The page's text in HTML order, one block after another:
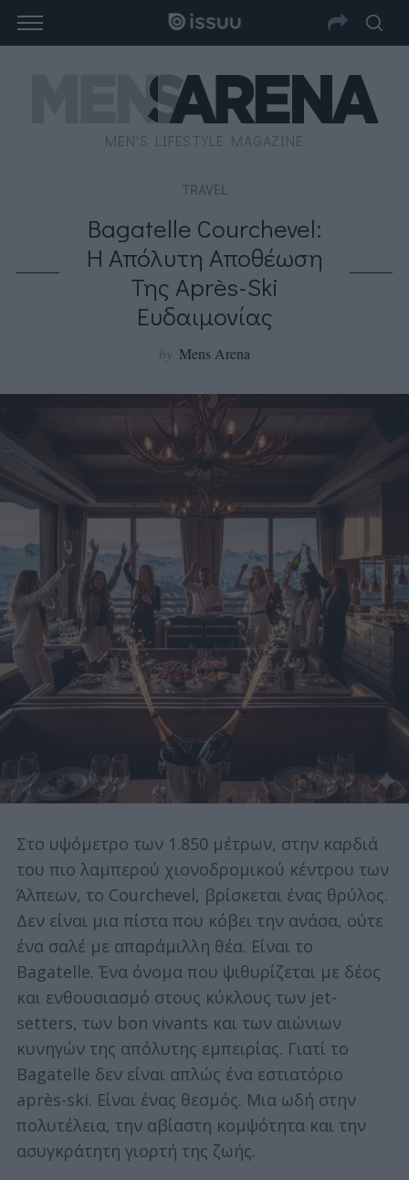
MEN'S LIFESTYLE MAGAZINE
TRAVEL
Bagatelle Courchevel:
Η Απόλυτη Αποθέωση
Της Après-Ski
Ευδαιμονίας
by Mens Arena
Στο υψόμετρο των 1.850 μέτρων, στην καρδιά
του πιο λαμπερού χιονοδρομικού κέντρου των
Άλπεων, το Courchevel, βρίσκεται ένας θρύλος.
Δεν είναι μια πίστα που κόβει την ανάσα, ούτε
ένα σαλέ με απαράμιλλη θέα. Είναι το
Bagatelle. Ένα όνομα που ψιθυρίζεται με δέος
και ενθουσιασμό στους κύκλους των jet-
setters, των bon vivants και των αιώνιων
κυνηγών της απόλυτης εμπειρίας. Γιατί το
Bagatelle δεν είναι απλώς ένα εστιατόριο
après-ski. Είναι ένας θεσμός. Μια ωδή στην
πολυτέλεια, την αβίαστη κομψότητα και την
ασυγκράτητη γιορτή της ζωής.